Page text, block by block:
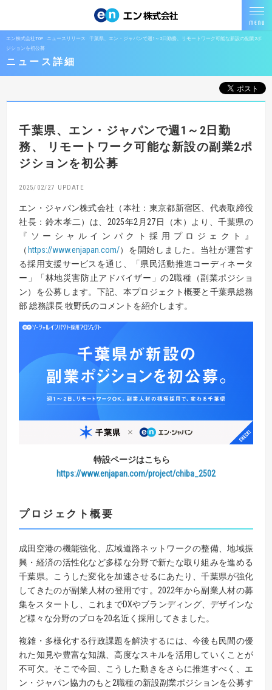
エン株式会社TOP ニュースリリース
千葉県、エン・ジャパンで週1～2日勤務、リモートワーク可能な新設の副業2ポ
ジションを初公募
ニュース詳細
千葉県、エン・ジャパンで週1～2日勤
務、
リモートワーク可能な新設の副業2ポ
ジションを初公募
2025/02/27
エン・ジャパン株式会社（本社：東京都新宿区、代表取締役
社長：鈴木孝二）は、2025年2月27日（木）より、千葉県の
『ソーシャルインパクト採用プロジェクト』
（https://www.enjapan.com/）を開始しました。当社が運営す
る採用支援サービスを通じ、「県民活動推進コーディネータ
ー」「林地災害防止アドバイザー」の2職種（副業ポジショ
ン）を公募します。下記、本プロジェクト概要と千葉県総務
部 総務課長 牧野氏のコメントを紹介します。
特設ページはこちら
https://www.enjapan.com/project/chiba_2502
プロジェクト概要
成田空港の機能強化、広域道路ネットワークの整備、地域振
興・経済の活性化など多様な分野で新たな取り組みを進める
千葉県。こうした変化を加速させるにあたり、千葉県が強化
してきたのが副業人材の登用です。2022年から副業人材の募
集をスタートし、これまでDXやブランディング、デザインな
ど様々な分野のプロを20名近く採用してきました。
複雑・多様化する行政課題を解決するには、今後も民間の優
れた知見や豊富な知識、高度なスキルを活用していくことが
不可欠。そこで今回、こうした動きをさらに推進すべく、エ
ン・ジャパン協力のもと2職種の新設副業ポジションを公募す